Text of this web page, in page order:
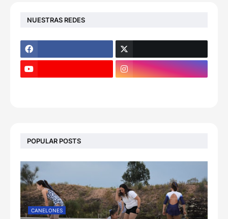
NUESTRAS REDES
POPULAR POSTS
CANELONES